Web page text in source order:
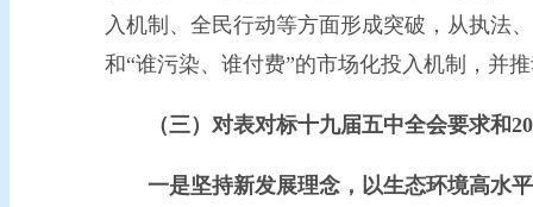
入机制、全民行动等方面形成突破，从执法
和“谁污染、谁付费”的市场化投入机制，并
（三）对表对标十九届五中全会要求和
一是坚持新发展理念，以生态环境高水